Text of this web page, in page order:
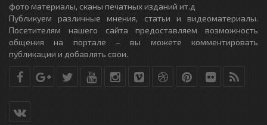
фото материалы, сканы печатных изданий ит.д
Публикуем различные мнения, статьи и видеоматериалы.
Посетителям нашего сайта предоставляем возможность
общения на портале – вы можете комментировать
публикации и добавлять свои.